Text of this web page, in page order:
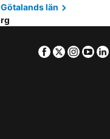
bed and breakfasts
bed and breakfasts
län
Facebook
Twitter